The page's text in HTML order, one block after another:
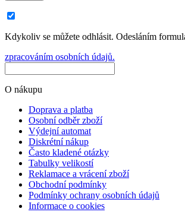
Kdykoliv se můžete odhlásit. Odesláním
zpracováním osobních údajů.
O nákupu
Doprava a platba
Osobní odběr zboží
Výdejní automat
Diskrétní nákup
Často kladené otázky
Tabulky velikostí
Reklamace a vrácení zboží
Obchodní podmínky
Podmínky ochrany osobních údajů
Informace o cookies